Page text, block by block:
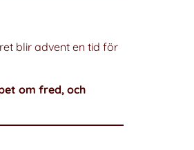
blir advent en tid för
om fred, och